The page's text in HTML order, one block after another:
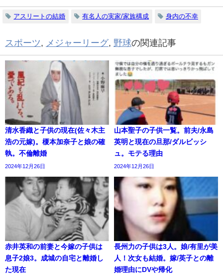
アスリートの結婚 有名人の実家/家族構成 身内の不幸
スポーツ, メジャーリーグ, 野球の関連記事
清水香織と子供の現在(佐々木主
浩の元嫁)。榎本加奈子と娘の確
執。不倫離婚
2024年12月26日
山本聖子の子供一覧。前夫/永島
英明と現在の旦那/ダルビッシ
ュ。モテる理由
2024年12月26日
赤井英和の前妻と今嫁の子供は
息子2娘3。成城の自宅と離婚し
た現在
長州力の子供は3人。娘/有里が美
人！次女も結婚。嫁/英子との離
婚理由にDVや帰化